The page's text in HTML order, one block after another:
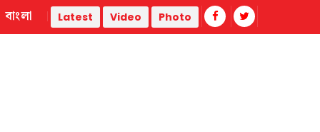
Ukraine strikes two Russian oil refineries: Zelenskyy
বাংলা Latest Video Photo